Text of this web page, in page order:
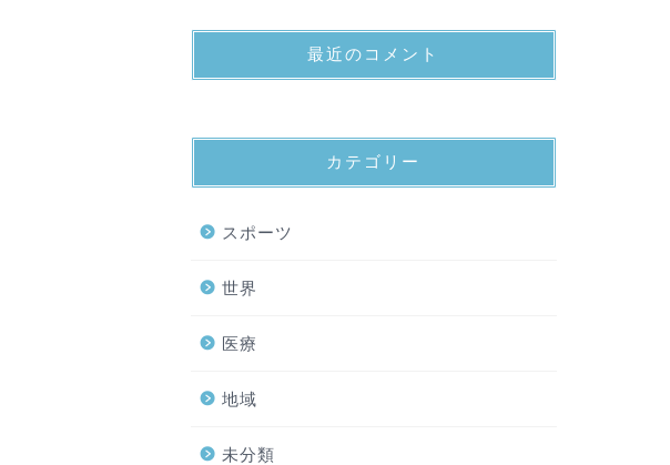
最近のコメント
カテゴリー
スポーツ
世界
医療
地域
未分類